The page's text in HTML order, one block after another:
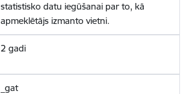
statistisko datu iegūšanai par to, kā
apmeklētājs izmanto vietni.
2 gadi
_gat